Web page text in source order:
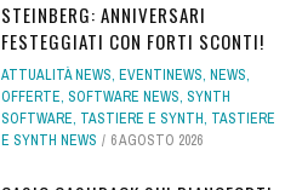
STEINBERG: ANNIVERSARI
FESTEGGIATI CON FORTI SCONTI!
ATTUALITÀ NEWS, EVENTINEWS, NEWS,
OFFERTE, SOFTWARE NEWS, SYNTH
SOFTWARE, TASTIERE E SYNTH, TASTIERE
E SYNTH NEWS
6 AGOSTO 2026